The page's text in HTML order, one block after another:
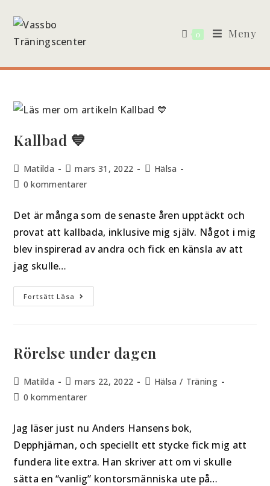
0 Meny
Kallbad 💙
Matilda mars 31, 2022
Hälsa
0 kommentarer
Det är många som de senaste åren upptäckt och
provat att kallbada, inklusive mig själv. Något i mig
blev inspirerad av andra och fick en känsla av att
jag skulle…
Fortsätt Läsa
Rörelse under dagen
Matilda mars 22, 2022 Hälsa / Träning
0 kommentarer
Jag läser just nu Anders Hansens bok,
Depphjärnan, och speciellt ett stycke fick mig att
fundera lite extra. Han skriver att om vi skulle
sätta en “vanlig” kontorsmänniska ute på…